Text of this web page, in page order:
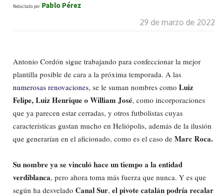
Redactado por Pablo Pérez
29 de marzo de 2022
Antonio Cordón sigue trabajando para confeccionar la mejor
plantilla posible de cara a la próxima temporada. A las
numerosas renovaciones, se le suman nombres como Luiz
Felipe, Luiz Henrique o William José, como incorporaciones
que ya parecen estar cerradas, y otros futbolistas cuyas
características gustan mucho en Heliópolis, además de la ilusión
que generarían en el aficionado, como es el caso de Marc Roca.
Su nombre ya se vinculó hace un tiempo a la entidad
verdiblanca, pero ahora toma más fuerza que nunca. Y es que
según ha desvelado Canal Sur, el pivote catalán podría recalar